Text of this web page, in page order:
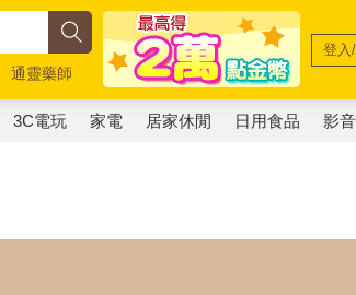
通靈藥師
登入
3C電玩 家電 居家休閒 日用食品 影音